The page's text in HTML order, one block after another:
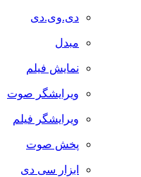
دی.وی.دی
مبدل
نمایش فیلم
ویرایشگر صوت
ویرایشگر فیلم
پخش صوت
ابزار سی دی